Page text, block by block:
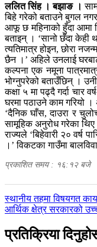
ललित सिंह । बझाङ ।
बिहे गरेको बताउने बुगल
आफू छ महिनाको हुँदा आमा
बताइन् । ‘सानो छँदा केही
त्यतिमात्र होइन, छोरा
छैन ।’ अहिले उनलाई
कल्पना एक नमूना
भोग्नुपरेको बताउँछिन् ।
कक्षा ५ मा पढ्दै गर्दा चार
घरमा पठाउने काम गरियो
‘दैनिक घाँस, दाउरा र
सामूहिक अनुरोध गरेका
राज्यले ‘बिहेवारी २० वर्ष
।’ विकटका गाउँमा
प्रकाशित समय : १६:१२ बजे
पछिल्लाे
-
स्थानीय तहमा विषयगत
अघिल्लाे
आर्थिक क्षेत्र सरकारको
प्रतिक्रिया